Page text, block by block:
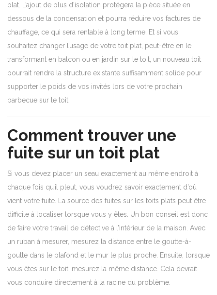
plat. L’ajout de plus d’isolation protégera la pièce située en
dessous de la condensation et pourra réduire vos factures de
chauffage, ce qui sera rentable à long terme. Et si vous
souhaitez changer l’usage de votre toit plat, peut-être en le
transformant en balcon ou en jardin sur le toit, un nouveau toit
pourrait rendre la structure existante suffisamment solide pour
supporter le poids de vos invités lors de votre prochain
barbecue sur le toit.
Comment trouver une
fuite sur un toit plat
Si vous devez placer un seau exactement au même endroit à
chaque fois qu’il pleut, vous voudrez savoir exactement d’où
vient votre fuite. La source des fuites sur les toits plats peut être
difficile à localiser lorsque vous y êtes. Un bon conseil est donc
de faire votre travail de détective à l’intérieur de la maison. Avec
un ruban à mesurer, mesurez la distance entre le goutte-à-
goutte dans le plafond et le mur le plus proche. Ensuite, lorsque
vous êtes sur le toit, mesurez la même distance. Cela devrait
vous conduire directement à la racine du problème.